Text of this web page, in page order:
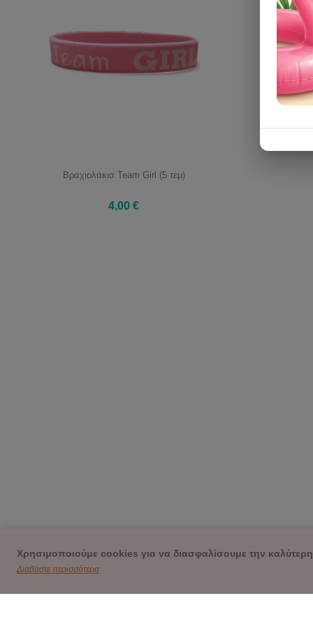
Βραχιολάκια Team Girl (5 τεμ)
4,00 €
Χρησιμοποιούμε cookies για να διασφαλίσουμε την
Διαβάστε περισσότερα